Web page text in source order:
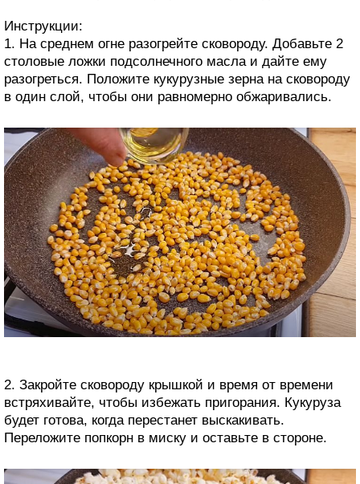
Инструкции:
1. На среднем огне разогрейте сковороду. Добавьте 2
столовые ложки подсолнечного масла и дайте ему
разогреться. Положите кукурузные зерна на сковороду
в один слой, чтобы они равномерно обжаривались.
2. Закройте сковороду крышкой и время от времени
встряхивайте, чтобы избежать пригорания. Кукуруза
будет готова, когда перестанет выскакивать.
Переложите попкорн в миску и оставьте в стороне.